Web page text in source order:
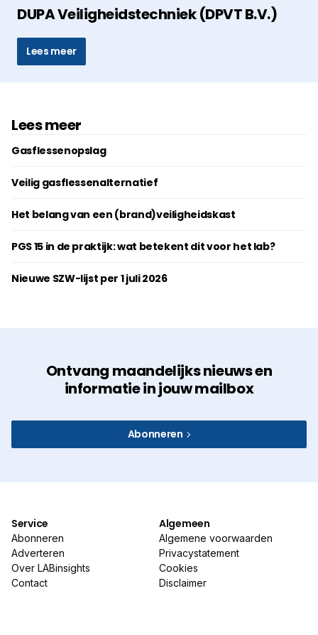
DUPA Veiligheidstechniek (DPVT B.V.)
Lees meer
Lees meer
Gasflessenopslag
Veilig gasflessenalternatief
Het belang van een (brand)veiligheidskast
PGS 15 in de praktijk: wat betekent dit voor het lab?
Nieuwe SZW-lijst per 1 juli 2026
Ontvang maandelijks nieuws en
informatie in jouw mailbox
Abonneren
Service
Abonneren
Adverteren
Over LABinsights
Contact
Algemeen
Algemene voorwaarden
Privacystatement
Cookies
Disclaimer